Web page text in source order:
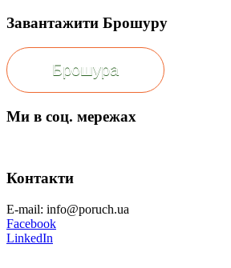
Завантажити Брошуру
Брошура
Ми в соц. мережах
Контакти
E-mail: info@poruch.ua
Facebook
LinkedIn